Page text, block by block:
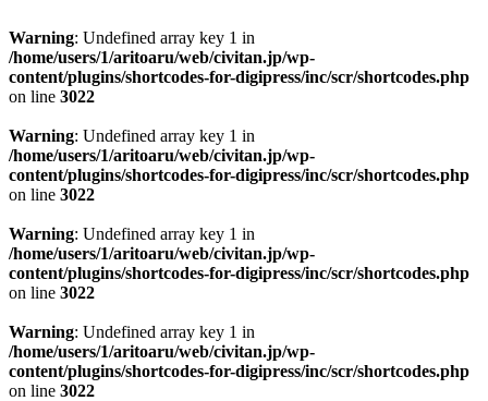
Warning: Undefined array key 1 in
/home/users/1/aritoaru/web/civitan.jp/wp-
content/plugins/shortcodes-for-digipress/inc/scr/shortcodes.php
on line 3022
Warning: Undefined array key 1 in
/home/users/1/aritoaru/web/civitan.jp/wp-
content/plugins/shortcodes-for-digipress/inc/scr/shortcodes.php
on line 3022
Warning: Undefined array key 1 in
/home/users/1/aritoaru/web/civitan.jp/wp-
content/plugins/shortcodes-for-digipress/inc/scr/shortcodes.php
on line 3022
Warning: Undefined array key 1 in
/home/users/1/aritoaru/web/civitan.jp/wp-
content/plugins/shortcodes-for-digipress/inc/scr/shortcodes.php
on line 3022